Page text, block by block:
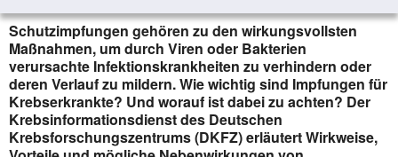
Schutzimpfungen gehören zu den wirkungsvollsten
Maßnahmen, um durch Viren oder Bakterien
verursachte Infektionskrankheiten zu verhindern oder
deren Verlauf zu mildern. Wie wichtig sind Impfungen für
Krebserkrankte? Und worauf ist dabei zu achten? Der
Krebsinformationsdienst des Deutschen
Krebsforschungszentrums (DKFZ) erläutert Wirkweise,